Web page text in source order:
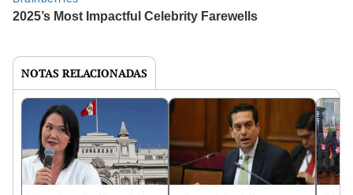
NOTAS RELACIONADAS